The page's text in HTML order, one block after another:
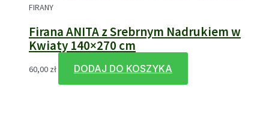
FIRANY
Firana ANITA z Srebrnym Nadrukiem w
Kwiaty 140×270 cm
60,00 zł DODAJ DO KOSZYKA